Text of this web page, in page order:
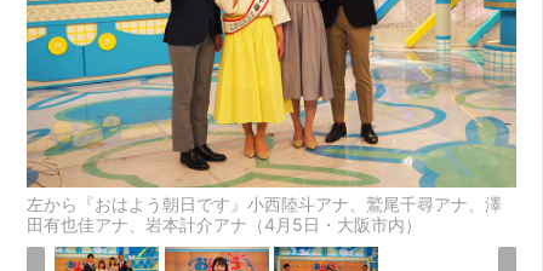
左から『おはよう朝日です』小西陸斗アナ、鷲尾千尋アナ、澤
田有也佳アナ、岩本計介アナ（4月5日・大阪市内）